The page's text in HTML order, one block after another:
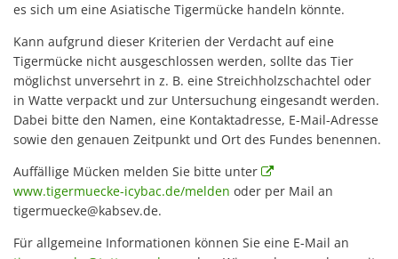
es sich um eine Asiatische Tigermücke handeln könnte.
Kann aufgrund dieser Kriterien der Verdacht auf eine
Tigermücke nicht ausgeschlossen werden, sollte das Tier
möglichst unversehrt in z. B. eine Streichholzschachtel oder
in Watte verpackt und zur Untersuchung eingesandt werden.
Dabei bitte den Namen, eine Kontaktadresse, E-Mail-Adresse
sowie den genauen Zeitpunkt und Ort des Fundes benennen.
Auffällige Mücken melden Sie bitte unter
www.tigermuecke-icybac.de/melden oder per Mail an
tigermuecke@kabsev.de.
Für allgemeine Informationen können Sie eine E-Mail an